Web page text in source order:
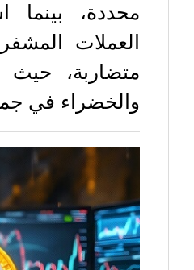
محددة،
العملات
متضاربة، حيث
والخضراء في